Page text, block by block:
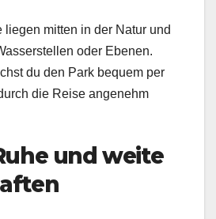
liegen mitten in der Natur und
oder Ebenen.
du den Park bequem per
die Reise angenehm
und weite